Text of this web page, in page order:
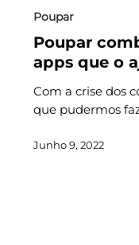
Poupar
Poupar
apps que o
Com a crise dos
que pudermos
Junho 9, 2022